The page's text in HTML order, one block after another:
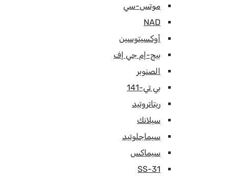
موتس-سي
NAD
أوكسيتوسين
بيج-إم جي إف
الصنوبر
بي تي-141
ريتاتروتيد
سيلانك
سيماجلوتيد
سيماكس
SS-31